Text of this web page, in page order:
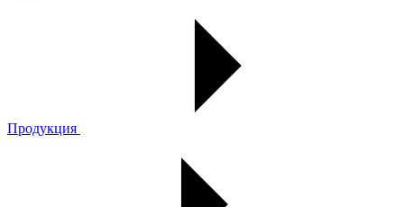
Продукция